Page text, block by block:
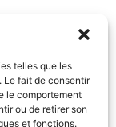
telles que les
Le fait de consentir
le comportement
ou de retirer son
et fonctions.